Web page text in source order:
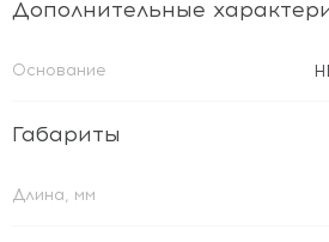
Дополнительные
Основание
Габариты
Длина, мм